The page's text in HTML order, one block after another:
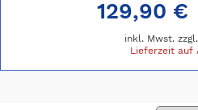
129,90 €
inkl. Mwst. zzgl.
Lieferzeit auf